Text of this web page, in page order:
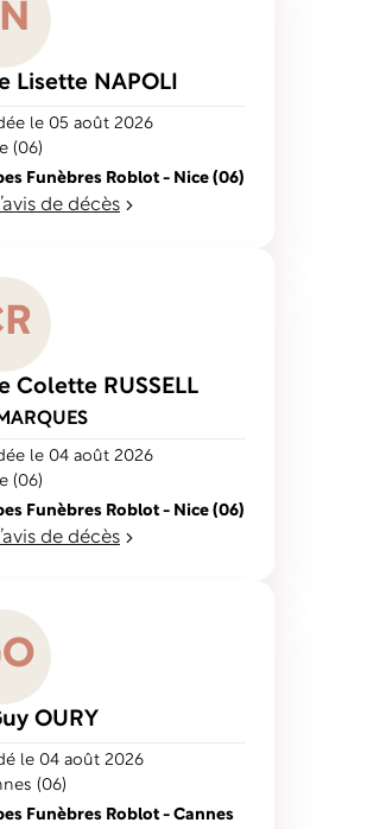
N
Lisette NAPOLI
(06)
e le 05 août 2026
Funèbres Roblot - Nice (06)
de décès
R
Colette RUSSELL
(06)
e le 04 août 2026
Funèbres Roblot - Nice (06)
de décès
O
OURY
(06)
le 04 août 2026
Funèbres Roblot - Cannes